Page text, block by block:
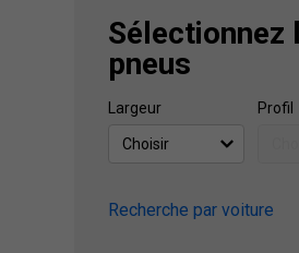
Sélectionnez
pneus
Largeur Profil
Recherche par voiture